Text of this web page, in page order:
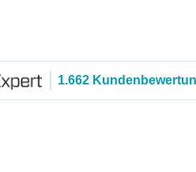
1.662